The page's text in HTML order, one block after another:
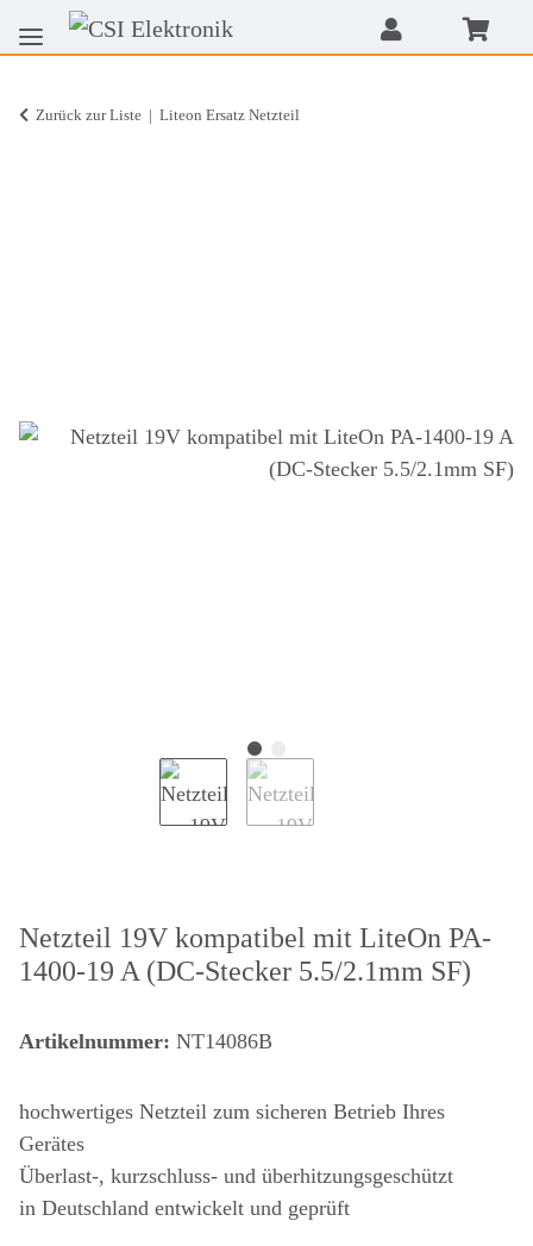
Zurück zur Liste Liteon Ersatz Netzteil
Netzteil 19V kompatibel mit LiteOn PA-
1400-19 A (DC-Stecker 5.5/2.1mm SF)
Artikelnummer: NT14086B
hochwertiges Netzteil zum sicheren Betrieb Ihres
Gerätes
Überlast-, kurzschluss- und überhitzungsgeschützt
in Deutschland entwickelt und geprüft